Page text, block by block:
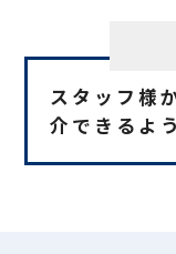
スタッフ様
介できるよ